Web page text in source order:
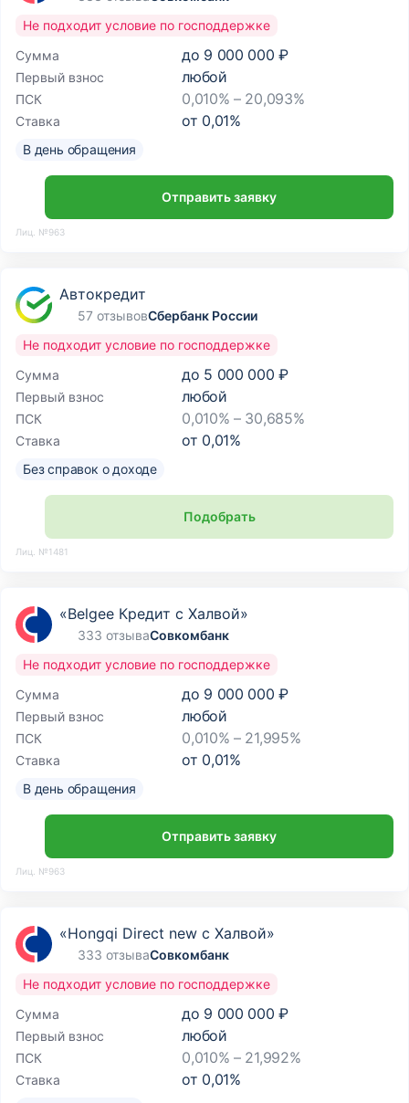
Сумма до 9 000 000 ₽
Первый взнос любой
ПСК 0,010% – 20,093%
Ставка от 0,01%
Не подходит условие по господдержке
В день обращения
Отправить заявку
Лиц. №963
Автокредит
57 отзывовСбербанк России
Сумма до 5 000 000 ₽
Первый взнос любой
ПСК 0,010% – 30,685%
Ставка от 0,01%
Не подходит условие по господдержке
Без справок о доходе
Подобрать
Лиц. №1481
«Belgee Кредит с Халвой»
333 отзываСовкомбанк
Сумма до 9 000 000 ₽
Первый взнос любой
ПСК 0,010% – 21,995%
Ставка от 0,01%
Не подходит условие по господдержке
В день обращения
Отправить заявку
Лиц. №963
«Hongqi Direct new с Халвой»
333 отзываСовкомбанк
Сумма до 9 000 000 ₽
Первый взнос любой
ПСК 0,010% – 21,992%
Ставка от 0,01%
Не подходит условие по господдержке